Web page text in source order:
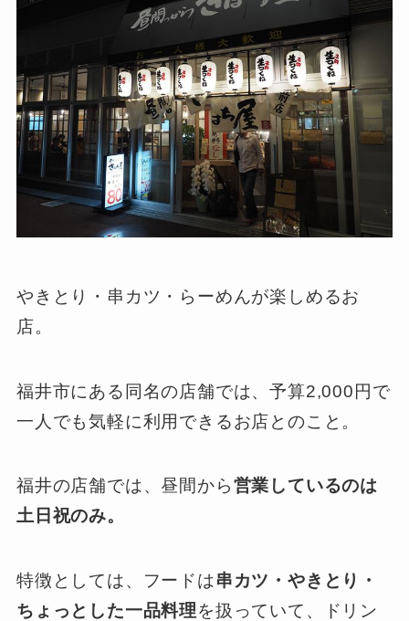
やきとり・串カツ・らーめんが楽しめるお
店。
福井市にある同名の店舗では、予算2,000円で
一人でも気軽に利用できるお店とのこと。
福井の店舗では、昼間から営業しているのは
土日祝のみ。
特徴としては、フードは串カツ・やきとり・
ちょっとした一品料理を扱っていて、ドリン